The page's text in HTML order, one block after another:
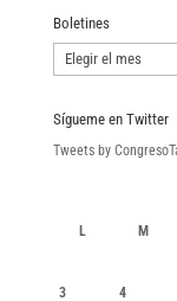
Boletines
Boletines
Sígueme en Twitter
Tweets by
L M
3
4